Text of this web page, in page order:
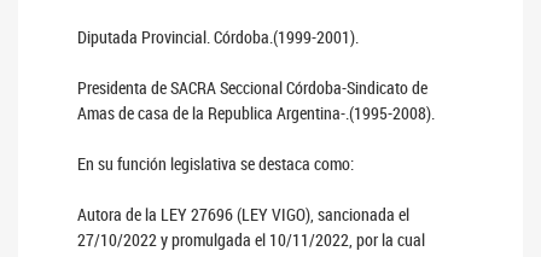
Diputada Provincial. Córdoba.(1999-2001).
Presidenta de SACRA Seccional Córdoba-Sindicato de
Amas de casa de la Republica Argentina-.(1995-2008).
En su función legislativa se destaca como:
Autora de la LEY 27696 (LEY VIGO), sancionada el
27/10/2022 y promulgada el 10/11/2022, por la cual